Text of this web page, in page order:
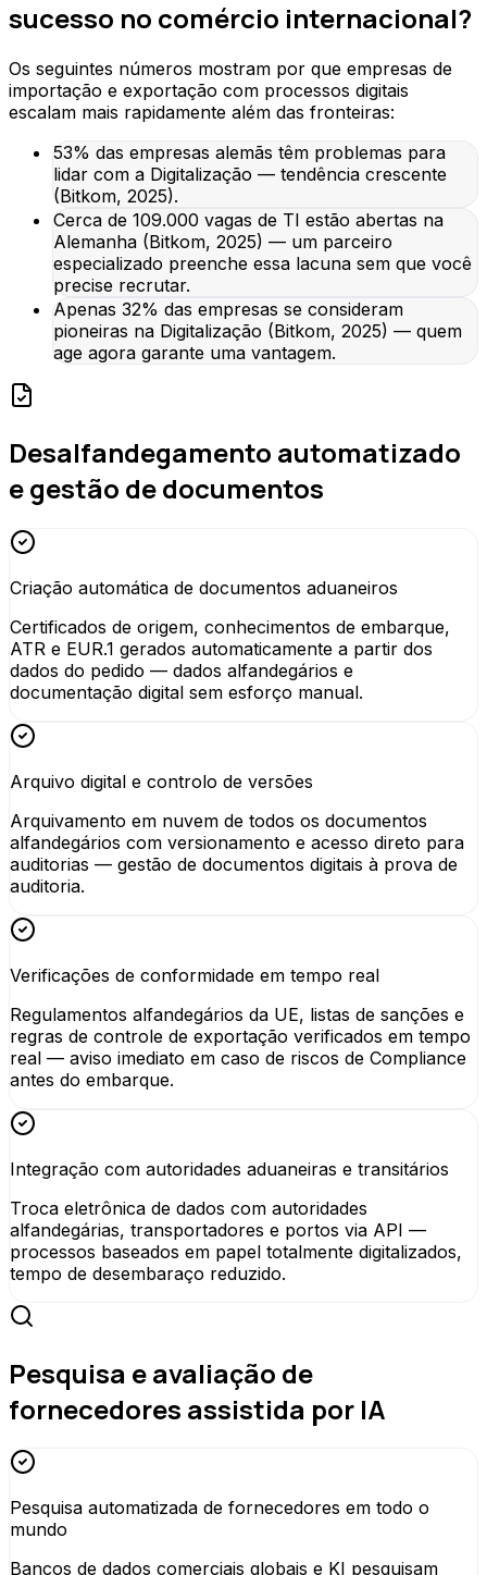
sucesso no comércio internacional?
Os seguintes números mostram por que empresas de
importação e exportação com processos digitais
escalam mais rapidamente além das fronteiras:
53% das empresas alemãs têm problemas para
lidar com a Digitalização — tendência crescente
(Bitkom, 2025).
Cerca de 109.000 vagas de TI estão abertas na
Alemanha (Bitkom, 2025) — um parceiro
especializado preenche essa lacuna sem que você
precise recrutar.
Apenas 32% das empresas se consideram
pioneiras na Digitalização (Bitkom, 2025) — quem
age agora garante uma vantagem.
Desalfandegamento automatizado
e gestão de documentos
Criação automática de documentos aduaneiros
Certificados de origem, conhecimentos de embarque,
ATR e EUR.1 gerados automaticamente a partir dos
dados do pedido — dados alfandegários e
documentação digital sem esforço manual.
Arquivo digital e controlo de versões
Arquivamento em nuvem de todos os documentos
alfandegários com versionamento e acesso direto para
auditorias — gestão de documentos digitais à prova de
auditoria.
Verificações de conformidade em tempo real
Regulamentos alfandegários da UE, listas de sanções e
regras de controle de exportação verificados em tempo
real — aviso imediato em caso de riscos de Compliance
antes do embarque.
Integração com autoridades aduaneiras e transitários
Troca eletrônica de dados com autoridades
alfandegárias, transportadores e portos via API —
processos baseados em papel totalmente digitalizados,
tempo de desembaraço reduzido.
Pesquisa e avaliação de
fornecedores assistida por IA
Pesquisa automatizada de fornecedores em todo o
mundo
Bancos de dados comerciais globais e KI pesquisam